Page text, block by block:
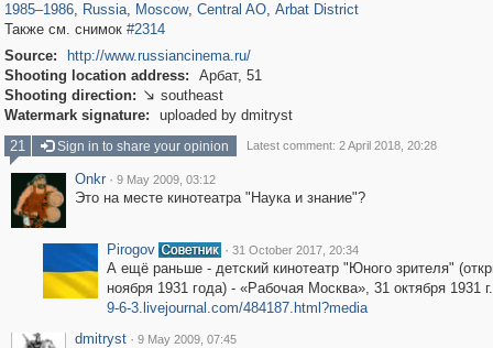
1985–1986, Russia, Moscow, Central AO, Arbat District
Также см. снимок #2314
Source:
http://www.russiancinema.ru/
Shooting location address:
Арбат, 51
Shooting direction:  southeast
Watermark signature:
uploaded by dmitryst
21
Sign in to share your opinion Latest comment: 2 April 2018, 20:28
Onkr · 9 May 2009, 03:12
Это на месте кинотеатра "Наука и знание"?
Pirogov · 31 October 2017, 20:34
А ещё раньше - детский кинотеатр "Юного зрителя"
ноября 1931 года) - «Рабочая Москва», 31 октября 1931
9-6-3.livejournal.com/484187.html?media
dmitryst · 9 May 2009, 07:45